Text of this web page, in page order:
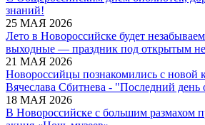
знаний!
25 МАЯ 2026
Лето в Новороссийске будет
выходные — праздник под открытым
21 МАЯ 2026
Новороссийцы познакомились с новой
Вячеслава Сбитнева - "Последний день
18 МАЯ 2026
В Новороссийске с большим размахом